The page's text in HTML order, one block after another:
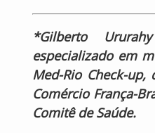
*Gilberto
especializado em
Med-Rio Check-
Comércio França-
Comitê de Saúde.